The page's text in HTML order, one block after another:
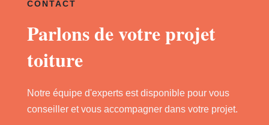
CONTACT
Parlons de votre projet
toiture
Notre équipe d'experts est disponible pour vous
conseiller et vous accompagner dans votre projet.